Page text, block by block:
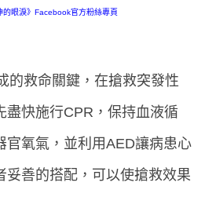
的眼淚》Facebook官方粉絲專頁
的救命關鍵，在搶救突發性
盡快施行CPR，保持血液循
官氧氣，並利用AED讓病患心
妥善的搭配，可以使搶救效果